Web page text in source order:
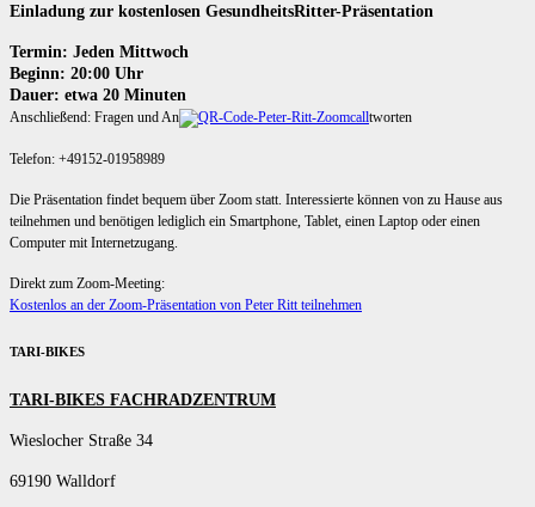
Einladung zur kostenlosen GesundheitsRitter-Präsentation
Termin: Jeden Mittwoch
Beginn: 20:00 Uhr
Dauer: etwa 20 Minuten
Anschließend: Fragen und An tworten
Telefon: +49152-01958989
Die Präsentation findet bequem über Zoom statt. Interessierte können von zu Hause aus
teilnehmen und benötigen lediglich ein Smartphone, Tablet, einen Laptop oder einen
Computer mit Internetzugang.
Direkt zum Zoom-Meeting:
Kostenlos an der Zoom-Präsentation von Peter Ritt teilnehmen
TARI-BIKES
TARI-BIKES FACHRADZENTRUM
Wieslocher Straße 34
69190 Walldorf